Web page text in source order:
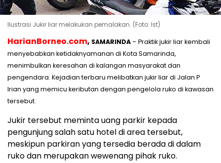
Ilustrasi Jukir liar melakukan pemalakan. (Foto: Ist)
HarianBorneo.com, SAMARINDA – Praktik jukir liar kembali
menyebabkan ketidaknyamanan di Kota Samarinda,
menimbulkan keresahan di kalangan masyarakat dan
pengendara. Kejadian terbaru melibatkan jukir liar di Jalan P
Irian yang memicu keributan dengan pengelola ruko di kawasan
tersebut.
Jukir tersebut meminta uang parkir kepada
pengunjung salah satu hotel di area tersebut,
meskipun parkiran yang tersedia berada di dalam
ruko dan merupakan wewenang pihak ruko.